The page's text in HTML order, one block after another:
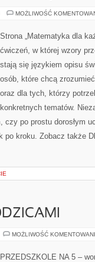
MOŻLIWOŚĆ
Strona „Matematyka dla
ćwiczeń, w której wzory
stają się językiem opisu
osób, które chcą
oraz dla tych, którzy
konkretnych tematów.
czy po prostu dorosłym
po kroku. Zobacz także
MOŻLIWOŚĆ
PRZEDSZKOLE NA 5 –